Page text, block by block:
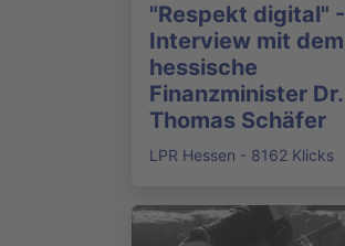
"Respekt digital" -
Interview mit dem
hessische
Finanzminister Dr.
Thomas Schäfer
LPR Hessen - 8162 Klicks